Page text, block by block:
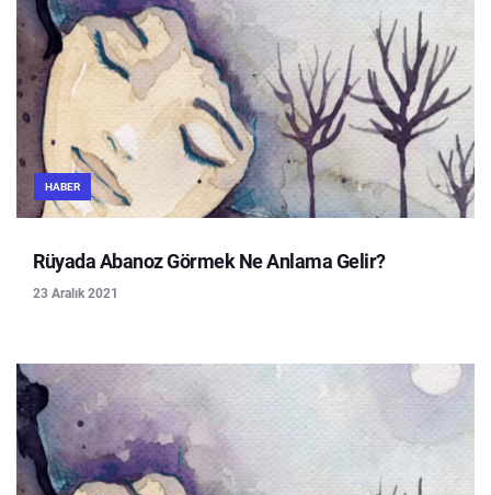
HABER
Rüyada Abanoz Görmek Ne Anlama Gelir?
23 Aralık 2021